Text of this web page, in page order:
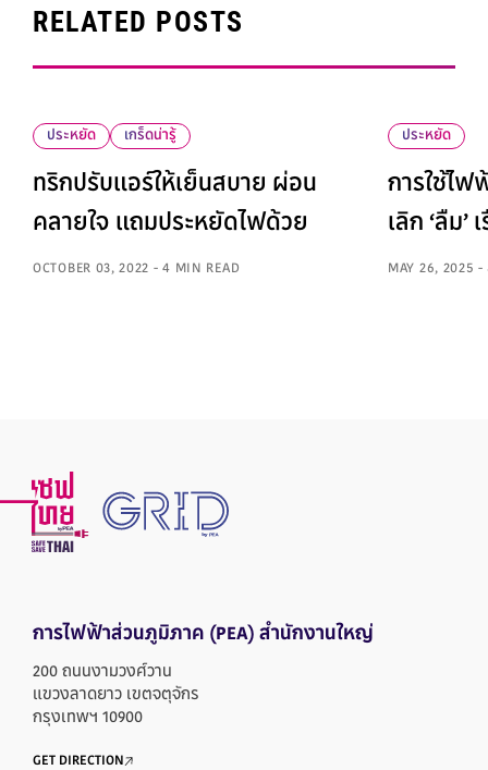
RELATED POSTS
ประหยัด เกร็ดน่ารู้
ทริกปรับแอร์ให้เย็นสบาย ผ่อน
คลายใจ แถมประหยัดไฟด้วย
OCTOBER 03, 2022 - 4 MIN READ
ประหยัด
การใช้ไฟ
เลิก ‘ลืม’
MAY 26, 2025 -
การไฟฟ้าส่วนภูมิภาค (PEA) สำนักงานใหญ่
200 ถนนงามวงศ์วาน
แขวงลาดยาว เขตจตุจักร
กรุงเทพฯ 10900
GET DIRECTION